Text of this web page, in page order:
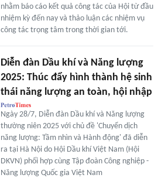
nhằm báo cáo kết quả công tác của Hội từ đầu
nhiệm kỳ đến nay và thảo luận các nhiệm vụ
công tác trọng tâm trong thời gian tới.
Diễn đàn Dầu khí và Năng lượng
2025: Thúc đẩy hình thành hệ sinh
thái năng lượng an toàn, hội nhập
Ngày 28/7, Diễn đàn Dầu khí và Năng lượng
thường niên 2025 với chủ đề 'Chuyển dịch
năng lượng: Tầm nhìn và Hành động' đã diễn
ra tại Hà Nội do Hội Dầu khí Việt Nam (Hội
DKVN) phối hợp cùng Tập đoàn Công nghiệp -
Năng lượng Quốc gia Việt Nam